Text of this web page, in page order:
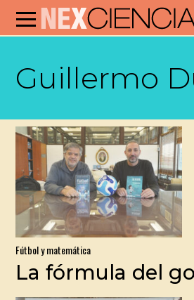
Guillermo
Fútbol y matemática
La fórmula del